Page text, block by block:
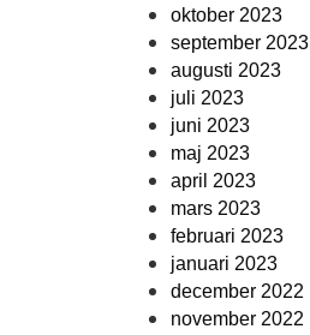
oktober 2023
september 2023
augusti 2023
juli 2023
juni 2023
maj 2023
april 2023
mars 2023
februari 2023
januari 2023
december 2022
november 2022